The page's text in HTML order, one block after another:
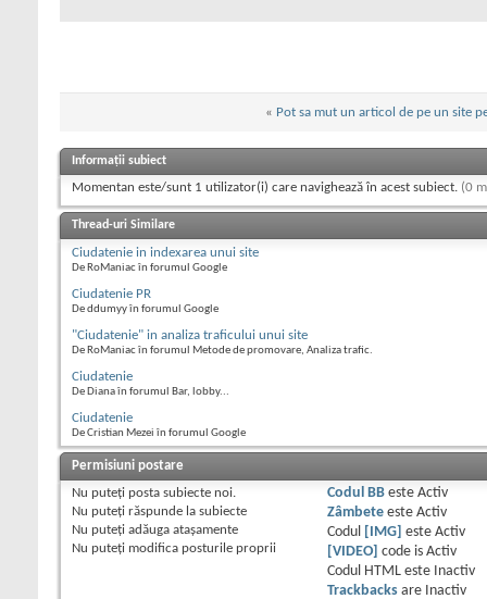
« Pot sa mut un articol de pe un site
Informații subiect
Momentan este/sunt 1 utilizator(i) care navighează în acest subiect. (0
Thread-uri Similare
Ciudatenie in indexarea unui site
De RoManiac în forumul Google
Ciudatenie PR
De ddumyy în forumul Google
"Ciudatenie" in analiza traficului unui site
De RoManiac în forumul Metode de promovare, Analiza trafic.
Ciudatenie
De Diana în forumul Bar, lobby...
Ciudatenie
De Cristian Mezei în forumul Google
Permisiuni postare
Nu puteţi posta subiecte noi.
Nu puteţi răspunde la subiecte
Nu puteţi adăuga ataşamente
Nu puteţi modifica posturile proprii
Codul BBeste Activ
Zâmbeteeste Activ
Codul
[IMG] este Activ
[VIDEO] code is Activ
Codul HTML este
Inactiv
Trackbacksare
Inactiv